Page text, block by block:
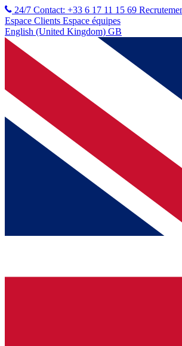
24/7 Contact: +33 6 17 11 15 69
Espace Clients Espace équipes
English (United Kingdom) GB